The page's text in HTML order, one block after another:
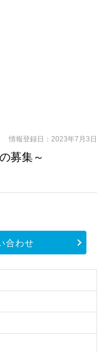
情報登録日：2023年7月3日
募集～
合わせ